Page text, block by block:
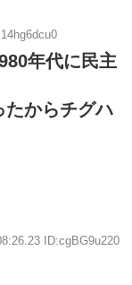
年代に民主
たからチグハ
ID:cgBG9u220